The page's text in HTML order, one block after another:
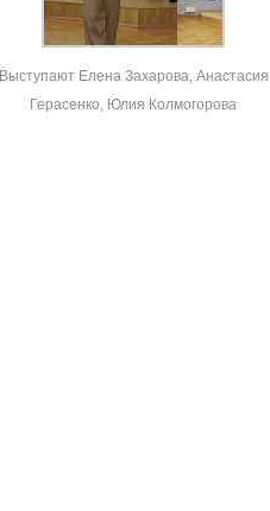
Выступают Елена Захарова, Анастасия
Герасенко, Юлия Колмогорова